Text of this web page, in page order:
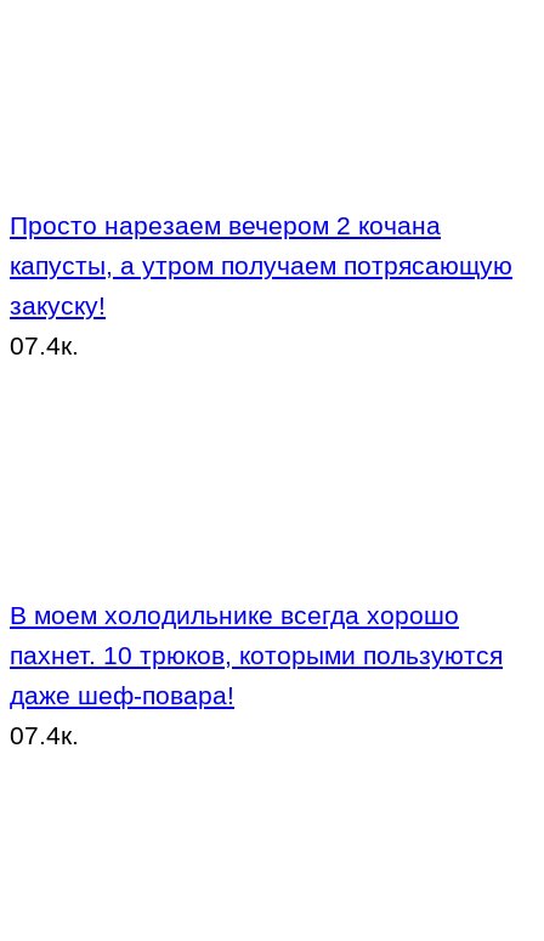
Просто нарезаем вечером 2 кочана
капусты, а утром получаем потрясающую
закуску!
07.4к.
В моем холодильнике всегда хорошо
пахнет. 10 трюков, которыми пользуются
даже шеф-повара!
07.4к.